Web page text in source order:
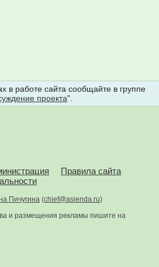
в работе сайта сообщайте в группе
проекта".
Правила сайта
Пичугина (chief@asienda.ru)
и размещения рекламы пишите на